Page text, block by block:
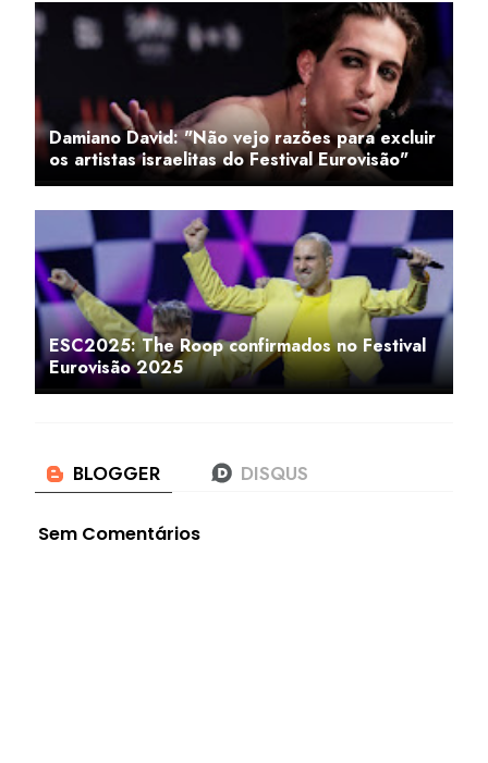
Damiano David: "Não vejo razões para excluir
os artistas israelitas do Festival Eurovisão"
ESC2025: The Roop confirmados no Festival
Eurovisão 2025
Sem Comentários